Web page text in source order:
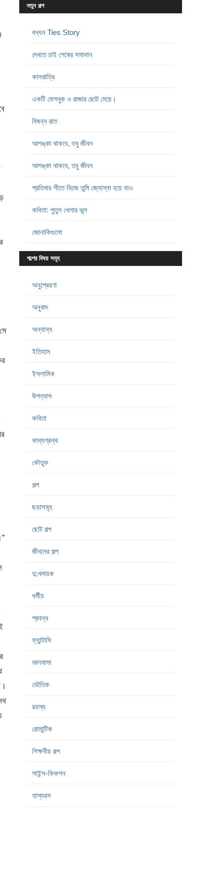
নতুন গল্প
বন্ধন Ties Story
দেখতে চাই শেষের সমাধান
কালরাত্রি
একটি ফেসবুক ও রাজার ছোট মেয়ে।
বিষন্ন রাত
আশঙ্কা থাকবে, তবু জীবন
আশঙ্কা থাকবে, তবু জীবন
প্রতিবার শীতে ভিজে তুমি জ্যোস্না হয়ে যাও
কবিতা: পুতুল খেলার ভুল
জোনাকিগুলো
গল্পের বিষয় সমূহ
অনুপ্রেরণা
অনুবাদ
অন্যান্য
ইতিহাস
ইসলামিক
উপন্যাস
কবিতা
কাব্যগ্রন্থ
কৌতুক
গল্প
ছড়াসমূহ
ছোট গল্প
জীবনের গল্প
দু:খদায়ক
ধর্মীয়
প্রবন্ধ
ফ্যান্টাসি
ভালবাসা
ভৌতিক
রহস্য
রোমান্টিক
শিক্ষনীয় গল্প
সাইন্স-ফিকশন
হাস্যরস